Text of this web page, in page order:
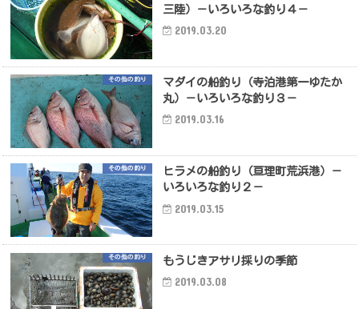
三陸）－いろいろな釣り４－
2019.03.20
その他の釣り
マダイの船釣り（寺泊港第一ゆたか
丸）－いろいろな釣り３－
2019.03.16
その他の釣り
ヒラメの船釣り（亘理町荒浜港）－
いろいろな釣り２－
2019.03.15
その他の釣り もうじきアサリ採りの季節
2019.03.08